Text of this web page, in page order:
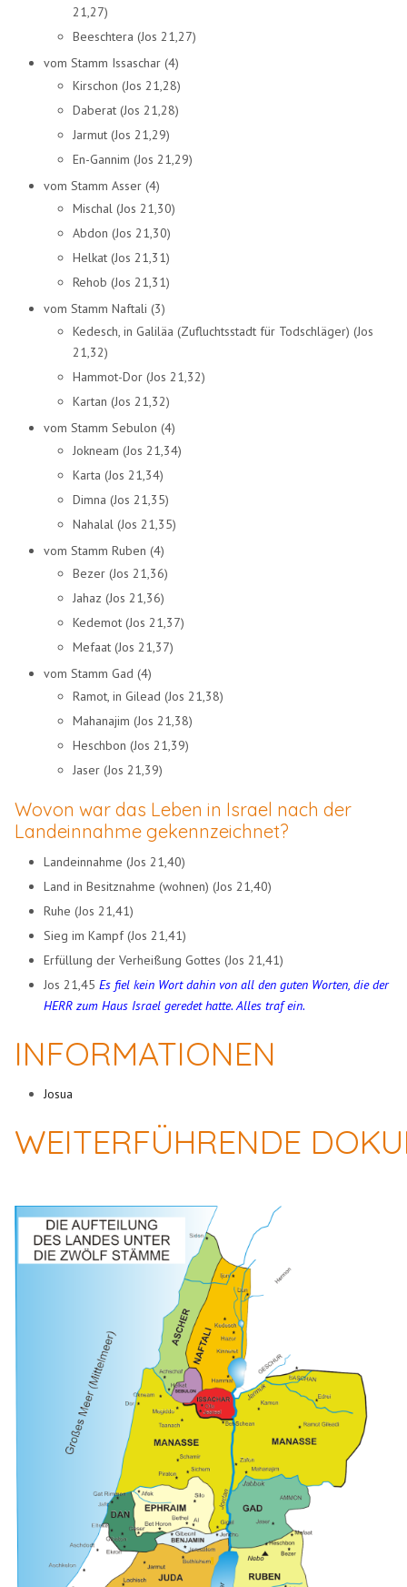
21,27)
Beeschtera (Jos 21,27)
vom Stamm Issaschar (4)
Kirschon (Jos 21,28)
Daberat (Jos 21,28)
Jarmut (Jos 21,29)
En-Gannim (Jos 21,29)
vom Stamm Asser (4)
Mischal (Jos 21,30)
Abdon (Jos 21,30)
Helkat (Jos 21,31)
Rehob (Jos 21,31)
vom Stamm Naftali (3)
Kedesch, in Galiläa (Zufluchtsstadt für Todschläger) (Jos
21,32)
Hammot-Dor (Jos 21,32)
Kartan (Jos 21,32)
vom Stamm Sebulon (4)
Jokneam (Jos 21,34)
Karta (Jos 21,34)
Dimna (Jos 21,35)
Nahalal (Jos 21,35)
vom Stamm Ruben (4)
Bezer (Jos 21,36)
Jahaz (Jos 21,36)
Kedemot (Jos 21,37)
Mefaat (Jos 21,37)
vom Stamm Gad (4)
Ramot, in Gilead (Jos 21,38)
Mahanajim (Jos 21,38)
Heschbon (Jos 21,39)
Jaser (Jos 21,39)
Wovon war das Leben in Israel nach der
Landeinnahme gekennzeichnet?
Landeinnahme (Jos 21,40)
Land in Besitznahme (wohnen) (Jos 21,40)
Ruhe (Jos 21,41)
Sieg im Kampf (Jos 21,41)
Erfüllung der Verheißung Gottes (Jos 21,41)
Jos 21,45Es fiel kein Wort dahin von all den guten Worten, die der
HERR zum Haus Israel geredet hatte. Alles traf ein.
INFORMATIONEN
Josua
WEITERFÜHRENDE